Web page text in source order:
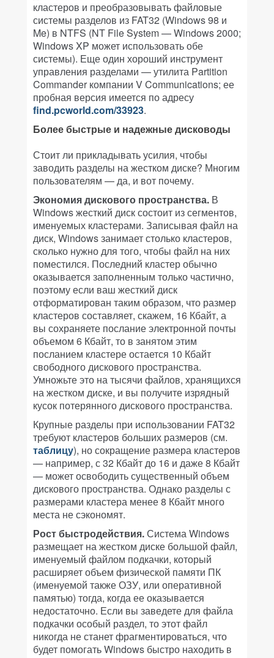
кластеров и преобразовывать файловые
системы разделов из FAT32 (Windows 98 и
Me) в NTFS (NT File System — Windows 2000;
Windows XP может использовать обе
системы). Еще один хороший инструмент
управления разделами — утилита Partition
Commander компании V Communications; ее
пробная версия имеется по адресу
find.pcworld.com/33923.
Более быстрые и надежные дисководы
Стоит ли прикладывать усилия, чтобы
заводить разделы на жестком диске? Многим
пользователям — да, и вот почему.
Экономия дискового пространства. В
Windows жесткий диск состоит из сегментов,
именуемых кластерами. Записывая файл на
диск, Windows занимает столько кластеров,
сколько нужно для того, чтобы файл на них
поместился. Последний кластер обычно
оказывается заполненным только частично,
поэтому если ваш жесткий диск
отформатирован таким образом, что размер
кластеров составляет, скажем, 16 Кбайт, а
вы сохраняете послание электронной почты
объемом 6 Кбайт, то в занятом этим
посланием кластере остается 10 Кбайт
свободного дискового пространства.
Умножьте это на тысячи файлов, хранящихся
на жестком диске, и вы получите изрядный
кусок потерянного дискового пространства.
Крупные разделы при использовании FAT32
требуют кластеров больших размеров (см.
таблицу), но сокращение размера кластеров
— например, с 32 Кбайт до 16 и даже 8 Кбайт
— может освободить существенный объем
дискового пространства. Однако разделы с
размерами кластера менее 8 Кбайт много
места не сэкономят.
Рост быстродействия.Система Windows
размещает на жестком диске большой файл,
именуемый файлом подкачки, который
расширяет объем физической памяти ПК
(именуемой также ОЗУ, или оперативной
памятью) тогда, когда ее оказывается
недостаточно. Если вы заведете для файла
подкачки особый раздел, то этот файл
никогда не станет фрагментироваться, что
будет помогать Windows быстро находить в